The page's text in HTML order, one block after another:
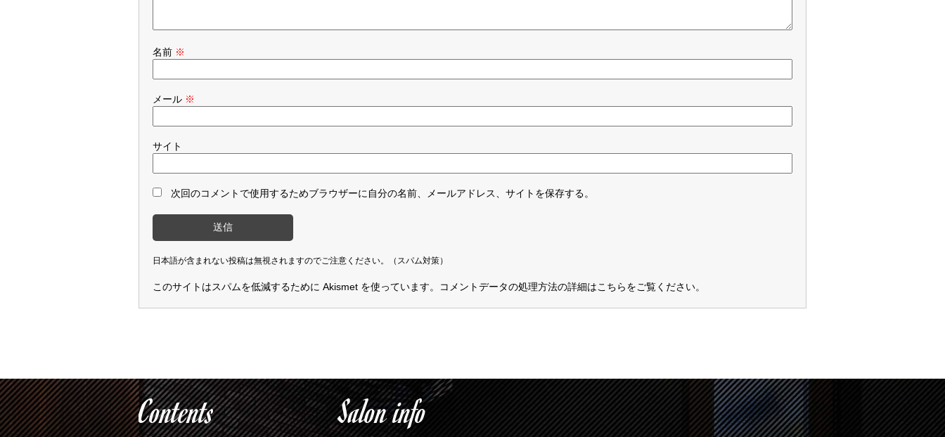
名前 ※
メール ※
サイト
次回のコメントで使用するためブラウザーに自分の名前、メールアドレス、サイトを保存する。
日本語が含まれない投稿は無視されますのでご注意ください。（スパム対策）
このサイトはスパムを低減するために Akismet を使っています。 コメントデータの処理方法の詳細はこちらをご覧ください。
Contents Salon info